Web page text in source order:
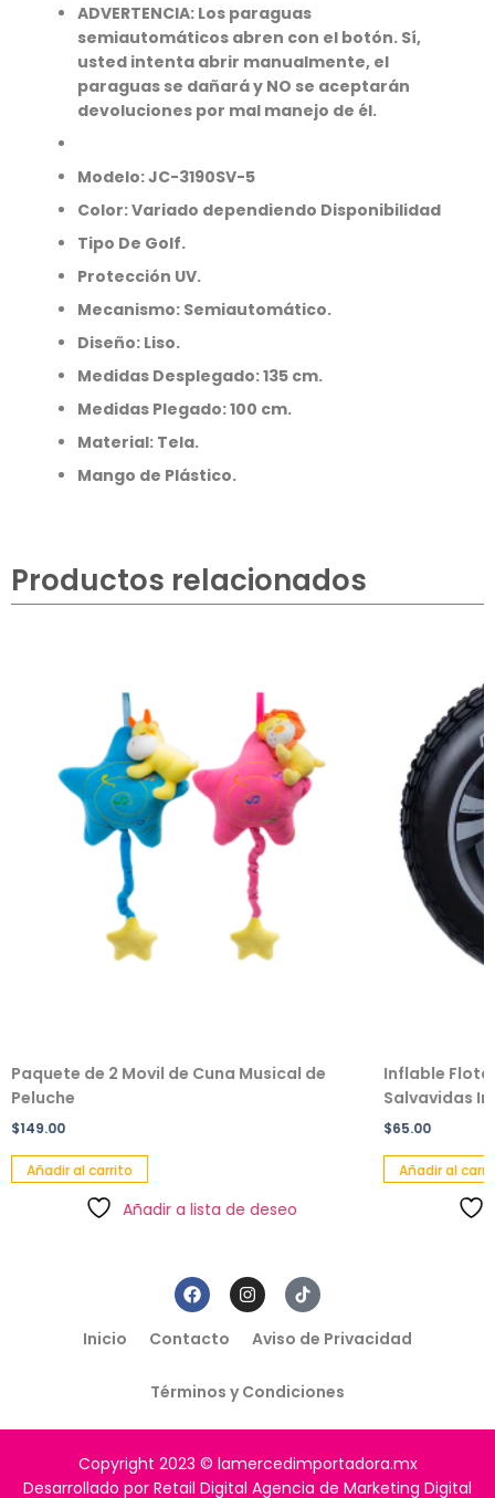
ADVERTENCIA: Los paraguas
semiautomáticos abren con el botón. Sí,
usted intenta abrir manualmente, el
paraguas se dañará y NO se aceptarán
devoluciones por mal manejo de él.
Modelo: JC-3190SV-5
Color: Variado dependiendo Disponibilidad
Tipo De Golf.
Protección UV.
Mecanismo: Semiautomático.
Diseño: Liso.
Medidas Desplegado: 135 cm.
Medidas Plegado: 100 cm.
Material: Tela.
Mango de Plástico.
Productos relacionados
Paquete de 2 Movil de Cuna Musical de
Peluche
$149.00
Añadir al carrito
Añadir a lista de deseo
Inflable
Salvavidas
$65.00
Añadir al
Inicio Contacto Aviso de Privacidad
Términos y Condiciones
Copyright 2023 © lamercedimportadora.mx
Desarrollado por Retail Digital Agencia de Marketing Digital